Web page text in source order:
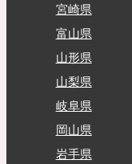
宮崎県
富山県
山形県
山梨県
岐阜県
岡山県
岩手県